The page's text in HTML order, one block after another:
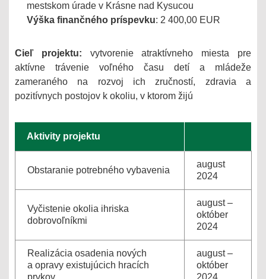
mestskom úrade v Krásne nad Kysucou
Výška finančného príspevku: 2 400,00 EUR
Cieľ projektu: vytvorenie atraktívneho miesta pre
aktívne trávenie voľného času detí a mládeže
zameraného na rozvoj ich zručností, zdravia a
pozitívnych postojov k okoliu, v ktorom žijú
Aktivity projektu
Obstaranie potrebného vybavenia
august
2024
Vyčistenie okolia ihriska
dobrovoľníkmi
august –
október
2024
Realizácia osadenia nových
a opravy existujúcich hracích
prvkov
august –
október
2024